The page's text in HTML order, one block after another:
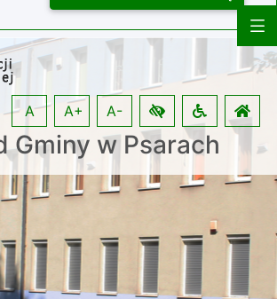
Gminy w Psarach
A A+ A-